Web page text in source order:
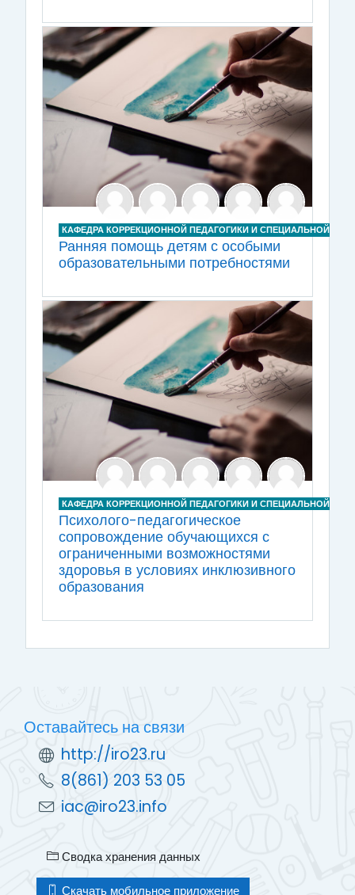
КАФЕДРА КОРРЕКЦИОННОЙ ПЕДАГОГИКИ И СПЕЦИАЛЬНОЙ
Ранняя помощь детям с особыми
образовательными потребностями
КАФЕДРА КОРРЕКЦИОННОЙ ПЕДАГОГИКИ И СПЕЦИАЛЬНОЙ
Психолого-педагогическое
сопровождение обучающихся с
ограниченными возможностями
здоровья в условиях инклюзивного
образования
Оставайтесь на связи
http://iro23.ru
8(861) 203 53 05
iac@iro23.info
Сводка хранения данных
Скачать мобильное приложение